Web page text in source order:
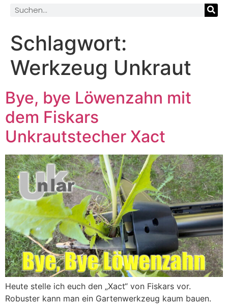
Schlagwort:
Werkzeug Unkraut
Bye, bye Löwenzahn mit
dem Fiskars
Unkrautstecher Xact
Heute stelle ich euch den „Xact“ von Fiskars vor.
Robuster kann man ein Gartenwerkzeug kaum bauen.